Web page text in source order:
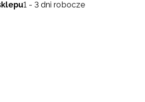
1 - 3 dni robocze